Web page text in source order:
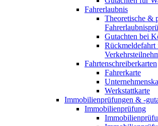
Fahrerlaubnis
Theoretische &
Gutachten bei
Rückmeldefahrt
Fahrtenschreiberkarten
Fahrerkarte
Werkstattkarte
Immobilienprüfungen & -
Immobilienprüfung